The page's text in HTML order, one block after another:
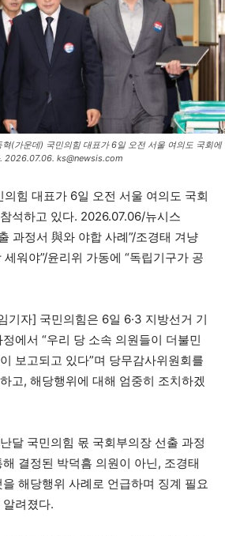
(가운데) 국민의힘 대표가 6일 오전 서울 여의도 국회에
2026.07.06. ks@newsis.com
힘 대표가 6일 오전 서울 여의도 국회
석하고 있다. 2026.07.06/뉴시스
과정서 與와 야합 사례”/조경태 겨냥
워야”/윤리위 가동에 “독립기구가 공
기자] 국민의힘은 6일 6·3 지방선거 기
에서 “우리 당 소속 의원들이 더불민
보고되고 있다”며 당무감사위원회를
고, 해당행위에 대해 엄중히 조치하겠
달 국민의힘 몫 국회부의장 선출 과정
결정된 박덕흠 의원이 아닌, 조경태
해당행위 사례로 언급하며 징계 필요
려졌다.